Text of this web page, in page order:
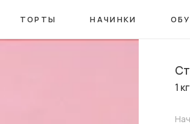
ТОРТЫ НАЧИНКИ
1